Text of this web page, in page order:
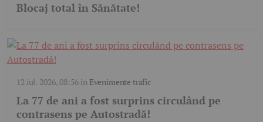
Blocaj total în Sănătate!
12 iul. 2026, 08:56în Evenimente trafic
La 77 de ani a fost surprins circulând pe
contrasens pe Autostradă!